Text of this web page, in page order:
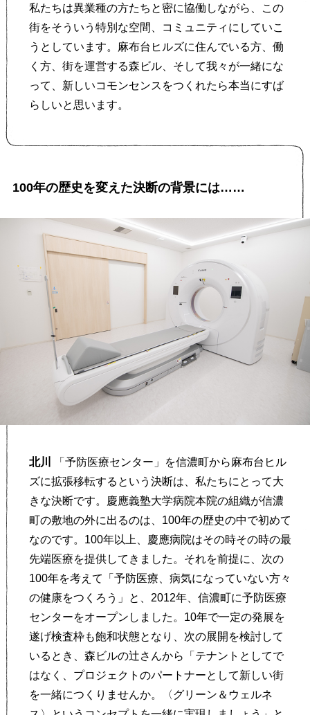
私たちは異業種の方たちと密に協働しながら、この
街をそういう特別な空間、コミュニティにしていこ
うとしています。麻布台ヒルズに住んでいる方、働
く方、街を運営する森ビル、そして我々が一緒にな
って、新しいコモンセンスをつくれたら本当にすば
らしいと思います。
100年の歴史を変えた決断の背景には……
北川
「予防医療センター」を信濃町から麻布台ヒル
ズに拡張移転するという決断は、私たちにとって大
きな決断です。慶應義塾大学病院本院の組織が信濃
町の敷地の外に出るのは、100年の歴史の中で初めて
なのです。100年以上、慶應病院はその時その時の最
先端医療を提供してきました。それを前提に、次の
100年を考えて「予防医療、病気になっていない方々
の健康をつくろう」と、2012年、信濃町に予防医療
センターをオープンしました。10年で一定の発展を
遂げ検査枠も飽和状態となり、次の展開を検討して
いるとき、森ビルの辻さんから「テナントとしてで
はなく、プロジェクトのパートナーとして新しい街
を一緒につくりませんか。〈グリーン＆ウェルネ